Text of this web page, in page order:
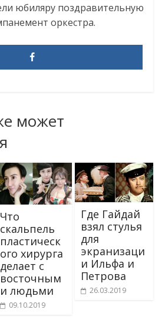
юбиляру поздравительную
оркестра.
может
Что
скальпель
пластическ
ого хирурга
делает с
восточным
и людьми
09.10.2019
Где Гайдай
взял стулья
для
экранизаци
и Ильфа и
Петрова
26.03.2019